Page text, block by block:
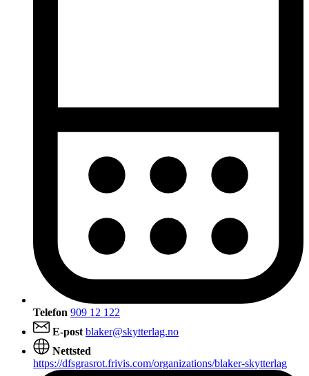
Telefon 909 12 122
E-post blaker@skytterlag.no
Nettsted
https://dfsgrasrot.frivis.com/organizations/blaker-skytterlag